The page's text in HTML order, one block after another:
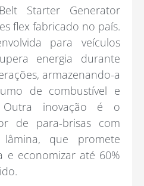
Starter Generator
flex fabricado no país.
para veículos
energia durante
armazenando-a
de combustível e
Outra inovação é o
de para-brisas com
que promete
e economizar até 60%